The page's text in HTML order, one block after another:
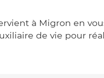
à Migron en
de vie pour